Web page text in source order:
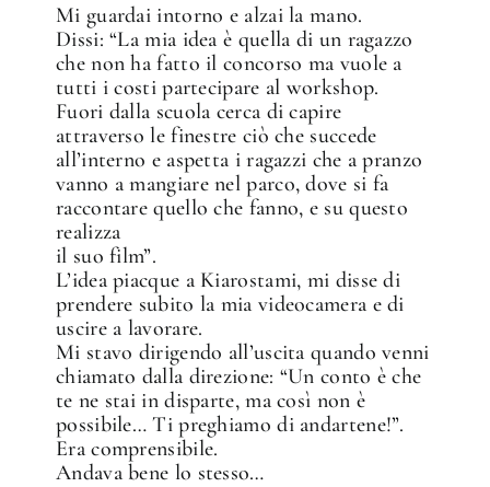
Mi guardai intorno e alzai la mano.
Dissi: “La mia idea è quella di un ragazzo
che non ha fatto il concorso ma vuole a
tutti i costi partecipare al workshop.
Fuori dalla scuola cerca di capire
attraverso le finestre ciò che succede
all’interno e aspetta i ragazzi che a pranzo
vanno a mangiare nel parco, dove si fa
raccontare quello che fanno, e su questo
realizza
il suo film”.
L’idea piacque a Kiarostami, mi disse di
prendere subito la mia videocamera e di
uscire a lavorare.
Mi stavo dirigendo all’uscita quando venni
chiamato dalla direzione: “Un conto è che
te ne stai in disparte, ma così non è
possibile… Ti preghiamo di andartene!”.
Era comprensibile.
Andava bene lo stesso…